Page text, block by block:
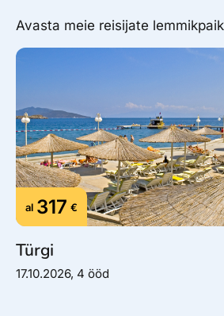
Avasta meie reisijate
al 317 €
Türgi
17.10.2026, 4 ööd